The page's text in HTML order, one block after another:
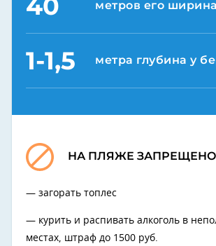
метров его ширина
1-1,5 метра глубина у
НА ПЛЯЖЕ
загорать топлес
курить и распивать алкоголь в
местах, штраф до 1500 руб.